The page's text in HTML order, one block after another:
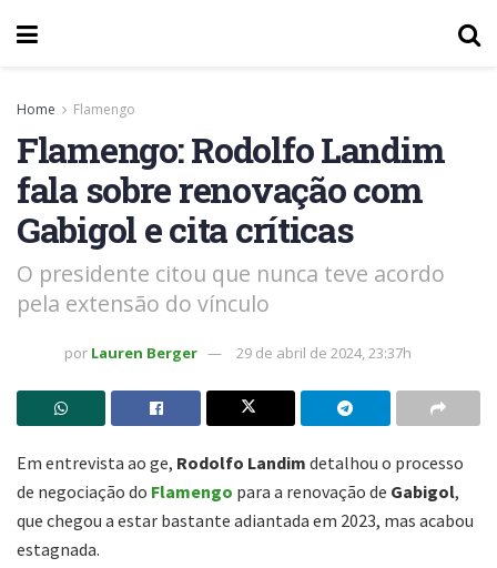
Home Flamengo
Flamengo: Rodolfo Landim
fala sobre renovação com
Gabigol e cita críticas
O presidente citou que nunca teve acordo
pela extensão do vínculo
por Lauren Berger 29 de abril de 2024, 23:37h
Em entrevista ao ge, Rodolfo Landim detalhou o processo
de negociação do Flamengo para a renovação de Gabigol,
que chegou a estar bastante adiantada em 2023, mas acabou
estagnada.